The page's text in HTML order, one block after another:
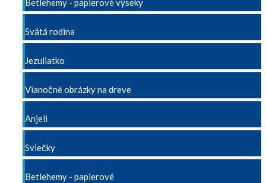
Betlehemy - papierové výseky
Svätá rodina
Jezuliatko
Vianočné obrázky na dreve
Anjeli
Sviečky
Betlehemy - papierové